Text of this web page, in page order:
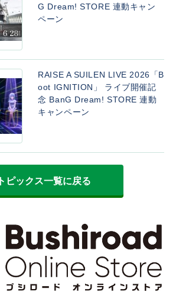
G Dream! STORE 連動キャン
ペーン
RAISE A SUILEN LIVE 2026「B
oot IGNITION」 ライブ開催記
念 BanG Dream! STORE 連動
キャンペーン
トピックス一覧に戻る